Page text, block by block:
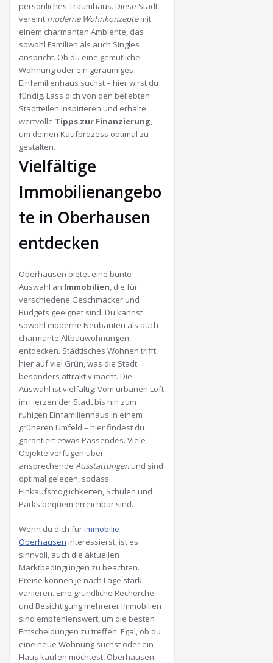
persönliches Traumhaus. Diese Stadt
vereint moderne Wohnkonzeptemit
einem charmanten Ambiente, das
sowohl Familien als auch Singles
anspricht. Ob du eine gemütliche
Wohnung oder ein geräumiges
Einfamilienhaus suchst – hier wirst du
fündig. Lass dich von den beliebten
Stadtteilen inspirieren und erhalte
wertvolle Tipps zur Finanzierung,
um deinen Kaufprozess optimal zu
gestalten.
Vielfältige
Immobilienangebo
te in Oberhausen
entdecken
Oberhausen bietet eine bunte
Auswahl an Immobilien, die für
verschiedene Geschmäcker und
Budgets geeignet sind. Du kannst
sowohl moderne Neubauten als auch
charmante Altbauwohnungen
entdecken. Städtisches Wohnen trifft
hier auf viel Grün, was die Stadt
besonders attraktiv macht. Die
Auswahl ist vielfältig: Vom urbanen Loft
im Herzen der Stadt bis hin zum
ruhigen Einfamilienhaus in einem
grüneren Umfeld – hier findest du
garantiert etwas Passendes. Viele
Objekte verfügen über
ansprechende Ausstattungenund sind
optimal gelegen, sodass
Einkaufsmöglichkeiten, Schulen und
Parks bequem erreichbar sind.
Wenn du dich fürImmobilie
Oberhausen interessierst, ist es
sinnvoll, auch die aktuellen
Marktbedingungen zu beachten.
Preise können je nach Lage stark
variieren. Eine gründliche Recherche
und Besichtigung mehrerer Immobilien
sind empfehlenswert, um die besten
Entscheidungen zu treffen. Egal, ob du
eine neue Wohnung suchst oder ein
Haus kaufen möchtest, Oberhausen